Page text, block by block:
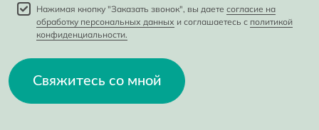
Нажимая кнопку "Заказать звонок", вы даете согласие на
обработку персональных данных и соглашаетесь с политикой
конфиденциальности.
Свяжитесь со мной